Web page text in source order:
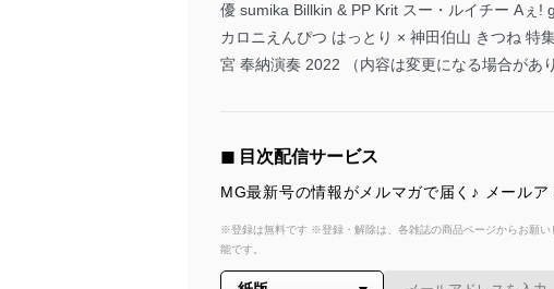
優 sumika Billkin & PP Krit スー・ルイチー Aぇ
カロニえんぴつ はっとり × 神田伯山 きつね
宮 奉納演奏 2022 （内容は変更になる場合があ
◼︎ 目次配信サービス
MG最新号の情報がメルマガで届く♪ メール
※登録は無料です ※登録・解除は、各雑誌の商品ページからお願
能です。